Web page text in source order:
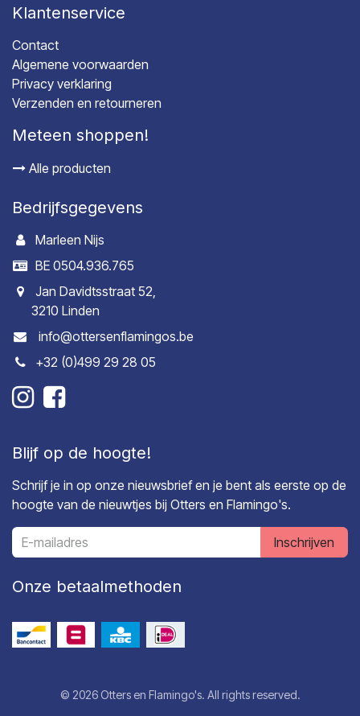
Klantenservice
Contact
Algemene voorwaarden
Privacy verklaring
Verzenden en retourneren
Meteen shoppen!
Alle producten
Bedrijfsgegevens
Marleen Nijs
BE 0504.936.765
Jan Davidtsstraat 52,
3210 Linden
info@ottersenflamingos.be
+32 (0)499 29 28 05
Blijf op de hoogte!
Schrijf je in op onze nieuwsbrief en je bent als eerste op de
hoogte van de nieuwtjes bij Otters en Flamingo's.
Inschrijven
Onze betaalmethoden
© 2026 Otters en Flamingo's. All rights reserved.